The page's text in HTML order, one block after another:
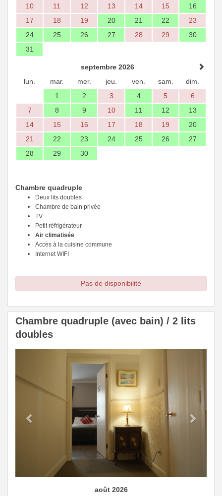
10
11 12 13 14 15
16
17
18 19 20 21 22
23
24
25 26 27 28 29
30
31
septembre 2026
lun.
mar. mer. jeu. ven. sam.
dim.
1
2 3 4 5
6
7
8 9 10 11 12
13
14
15 16 17 18 19
20
21
22 23 24 25 26
27
28
29 30
Chambre quadruple
Deux lits doubles
Chambre de bain privée
TV
Petit réfrigérateur
Air climatisée
Accès à la cuisine commune
Internet WIFI
Pas de disponibilité
Chambre quadruple (avec bain) / 2 lits
doubles
août 2026